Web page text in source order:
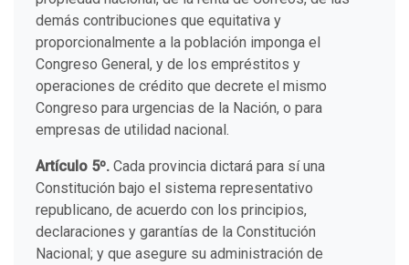
demás contribuciones que equitativa y
proporcionalmente a la población imponga el
Congreso General, y de los empréstitos y
operaciones de crédito que decrete el mismo
Congreso para urgencias de la Nación, o para
empresas de utilidad nacional.
Artículo 5º. Cada provincia dictará para sí una
Constitución bajo el sistema representativo
republicano, de acuerdo con los principios,
declaraciones y garantías de la Constitución
Nacional; y que asegure su administración de